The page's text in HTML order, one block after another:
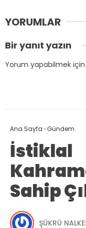
YORUMLAR
Bir yanıt yazın
Yorum yapabilmek için
Ana Sayfa ›Gündem
İstiklal
Sahip
ŞÜKRÜ